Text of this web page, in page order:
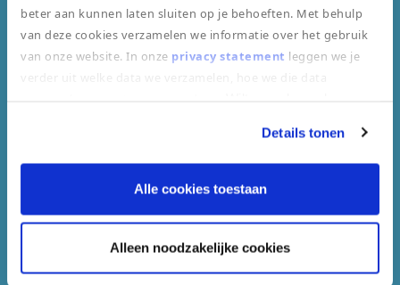
beter aan kunnen laten sluiten op je behoeften. Met behulp
van deze cookies verzamelen we informatie over het gebruik
van onze website. In onze privacy statement leggen we je
"alle cookies toestaan"? Zo nee, kiest u dan voor "alleen
noodzakelijke cookies".
Details tonen
Alle cookies toestaan
Alleen noodzakelijke cookies
De grootste ambulancedienst van NL